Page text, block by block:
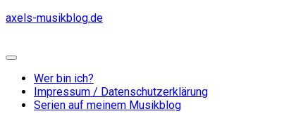
Skip
axels-musikblog.de
Expand
Wer bin ich?
Impressum / Datenschutzerklärung
Serien auf meinem Musikblog